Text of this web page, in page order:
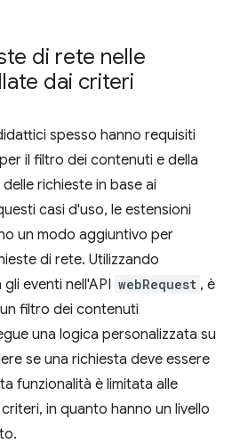
di rete nelle
dai criteri
spesso hanno requisiti
il filtro dei contenuti e della
richieste in base ai
casi d'uso, le estensioni
un modo aggiuntivo per
di rete. Utilizzando
eventi nell'API webRequest , è
filtro dei contenuti
una logica personalizzata su
se una richiesta deve essere
funzionalità è limitata alle
in quanto hanno un livello